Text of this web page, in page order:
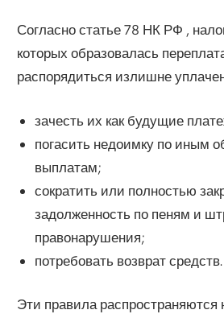
Согласно статье 78 НК РФ ,
которых образовалась
распорядиться излишне
зачесть их как будущие
погасить недоимку по иным
выплатам;
сократить или полностью
задолженность по пеням и
правонарушения;
потребовать возврат средств.
Эти правила распространяются